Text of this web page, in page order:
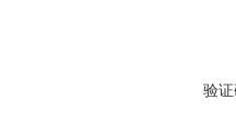
验